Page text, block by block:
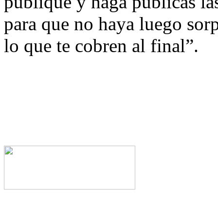
para que no haya luego
lo que te cobren al final”.